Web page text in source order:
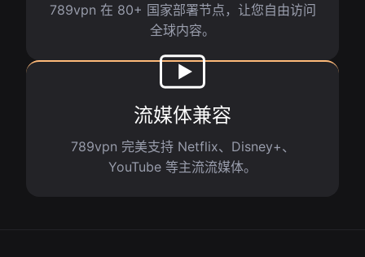
789vpn 在 80+ 国家部署节点，让您自由访问
全球内容。
流媒体兼容
789vpn 完美支持 Netflix、Disney+、
YouTube 等主流流媒体。